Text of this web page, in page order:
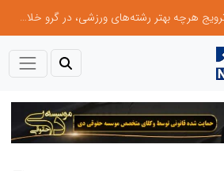
توسعه ورزش‌های رزمی و ترویج هرچه بهتر رشته‌های ورزشی، در گرو خلاقیت و نوآوری است